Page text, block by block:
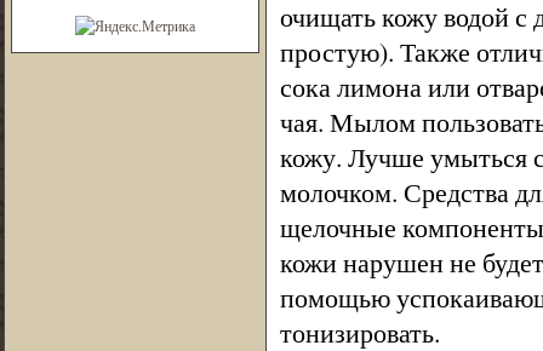
очищать кожу водой с
простую). Также
сока лимона или
чая. Мылом
кожу. Лучше
молочком. Средства
щелочные
кожи нарушен не
помощью
тонизировать.